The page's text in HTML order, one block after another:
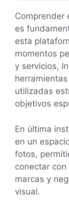
Comprender
es
esta
momentos
y servicios,
utilizadas
objetivos
En última
en un
fotos,
conectar
marcas y
visual.